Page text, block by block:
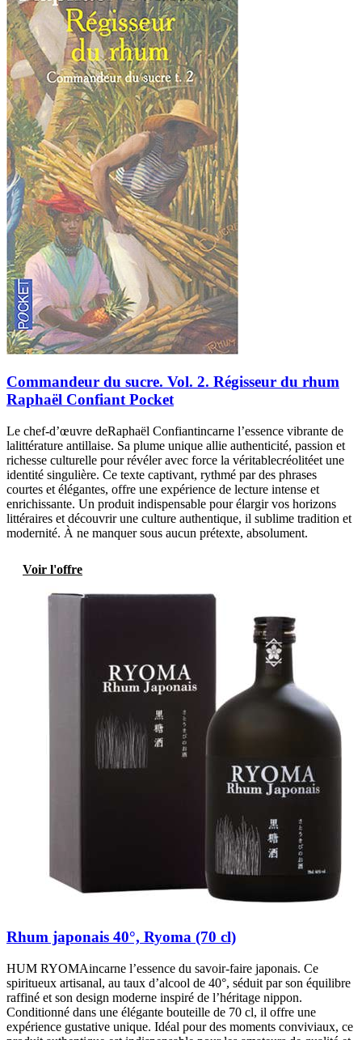
Commandeur du sucre. Vol. 2. Régisseur du rhum
Raphaël Confiant Pocket
Le chef-d’œuvre deRaphaël Confiantincarne l’essence vibrante de
lalittérature antillaise. Sa plume unique allie authenticité, passion et
richesse culturelle pour révéler avec force la véritablecréolitéet une
identité singulière. Ce texte captivant, rythmé par des phrases
courtes et élégantes, offre une expérience de lecture intense et
enrichissante. Un produit indispensable pour élargir vos horizons
littéraires et découvrir une culture authentique, il sublime tradition et
modernité. À ne manquer sous aucun prétexte, absolument.
Voir l'offre
Rhum japonais 40°, Ryoma (70 cl)
HUM RYOMAincarne l’essence du savoir-faire japonais. Ce
spiritueux artisanal, au taux d’alcool de 40°, séduit par son équilibre
raffiné et son design moderne inspiré de l’héritage nippon.
Conditionné dans une élégante bouteille de 70 cl, il offre une
expérience gustative unique. Idéal pour des moments conviviaux, ce